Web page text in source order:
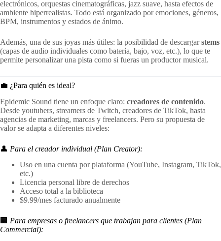
electrónicos, orquestas cinematográficas, jazz suave, hasta efectos de
ambiente hiperrealistas. Todo está organizado por emociones, géneros,
BPM, instrumentos y estados de ánimo.
Además, una de sus joyas más útiles: la posibilidad de descargarstems
(capas de audio individuales como batería, bajo, voz, etc.), lo que te
permite personalizar una pista como si fueras un productor musical.
💼 ¿Para quién es ideal?
Epidemic Sound tiene un enfoque claro: creadores de contenido.
Desde youtubers, streamers de Twitch, creadores de TikTok, hasta
agencias de marketing, marcas y freelancers. Pero su propuesta de
valor se adapta a diferentes niveles:
👤 Para el creador individual (Plan Creator):
Uso en una cuenta por plataforma (YouTube, Instagram, TikTok,
etc.)
Licencia personal libre de derechos
Acceso total a la biblioteca
$9.99/mes facturado anualmente
🏢 Para empresas o freelancers que trabajan para clientes (Plan
Commercial):